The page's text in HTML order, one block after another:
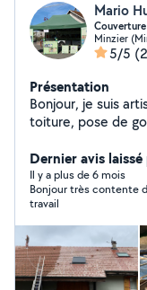
Mario
Couverture
Minzier
5/5
Présentation
Bonjour, je suis
toiture, pose de
Moussages et
Karcher
Dernier avis
Il y a plus de 6 mois
Bonjour très contente
travail